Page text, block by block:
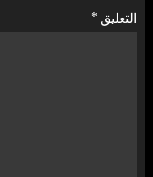
التعليق *